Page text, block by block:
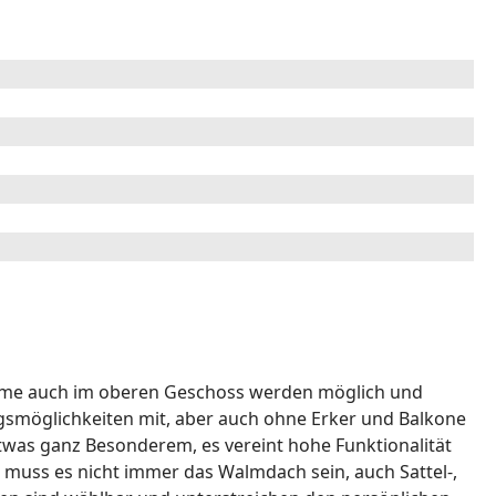
auch im oberen Geschoss werden möglich und
mit, aber auch ohne Erker und Balkone
ganz Besonderem, es vereint hohe Funktionalität
es nicht immer das Walmdach sein, auch Sattel-,